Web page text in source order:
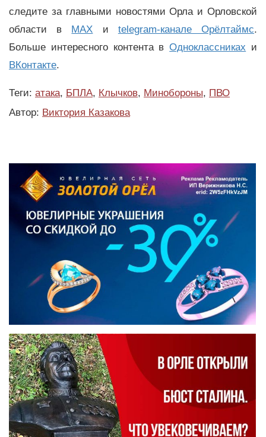
следите за главными новостями Орла и Орловской
области в MAX и telegram-канале Орёлтаймс.
Больше интересного контента вОдноклассниках и
ВКонтакте.
Теги: атака, БПЛА, Клычков, Минобороны, ПВО
Автор: Виктория Казакова